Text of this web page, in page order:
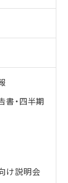
書・四半期
け説明会